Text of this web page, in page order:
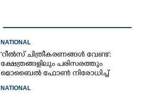
NATIONAL
'റീൽസ് ചിത്രീകരണങ്ങൾ വേണ്ട':
ക്ഷേത്രങ്ങളിലും പരിസരത്തും
മൊബൈൽ ഫോൺ നിരോധിച്ച്
NATIONAL